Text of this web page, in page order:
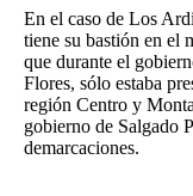
En el caso de Los
tiene su bastión en el
que durante el
Flores, sólo estaba
región Centro y
gobierno de Salgado
demarcaciones.